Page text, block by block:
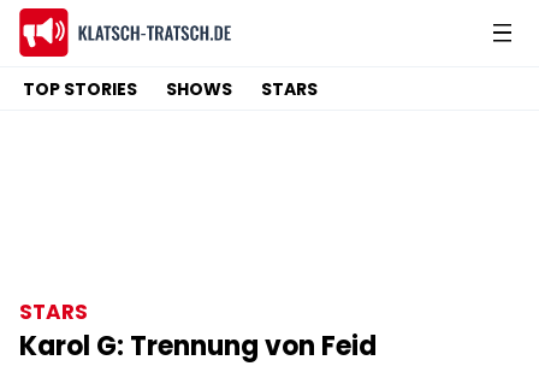
TOP STORIES SHOWS STARS
STARS
Karol G: Trennung von Feid